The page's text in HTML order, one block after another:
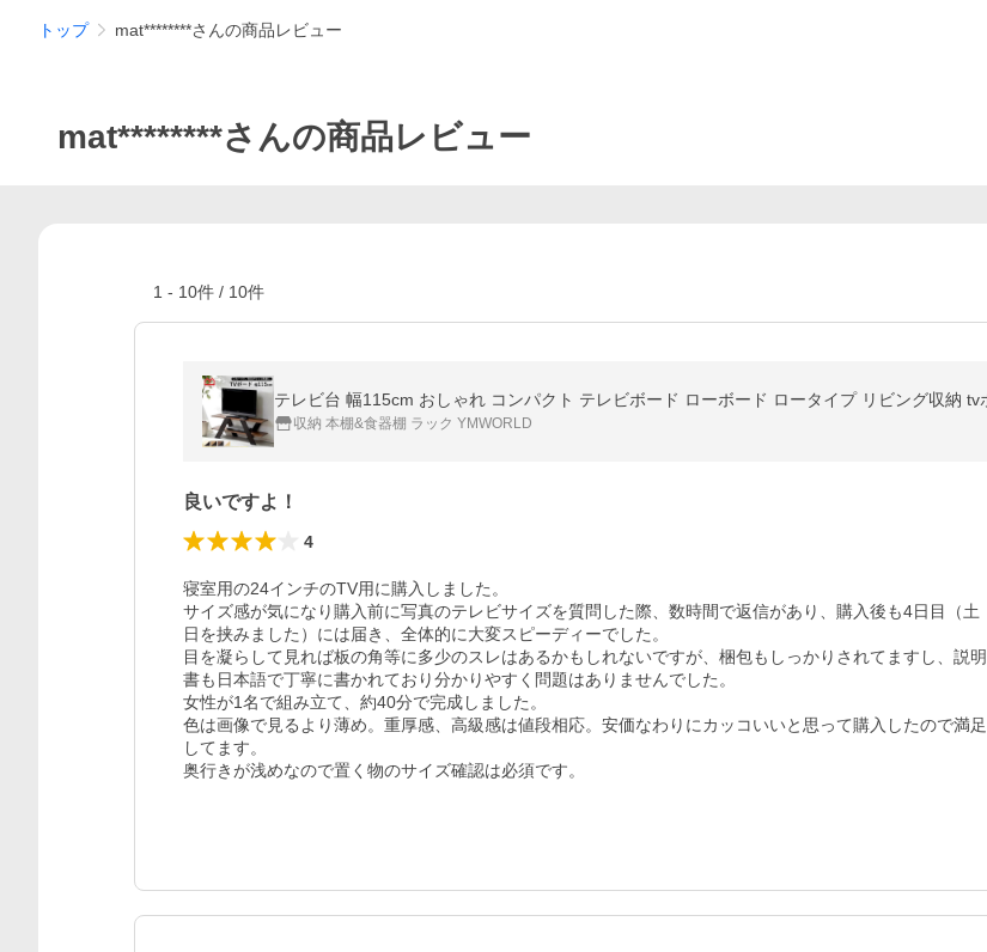
トップ mat********さんの商品レビュー
mat********さんの商品レビュー
1 - 10件 / 10件
収納 本棚&食器棚 ラック YMWORLD
良いですよ！
4
寝室用の24インチのTV用に購入しました。
サイズ感が気になり購入前に写真のテレビサイズを質問した際、数時間で返信があり、購入後も4日目（土
日を挟みました）には届き、全体的に大変スピーディーでした。
目を凝らして見れば板の角等に多少のスレはあるかもしれないですが、梱包もしっかりされてますし、説明
書も日本語で丁寧に書かれており分かりやすく問題はありませんでした。
女性が1名で組み立て、約40分で完成しました。
色は画像で見るより薄め。重厚感、高級感は値段相応。安価なわりにカッコいいと思って購入したので満足
してます。
奥行きが浅めなので置く物のサイズ確認は必須です。